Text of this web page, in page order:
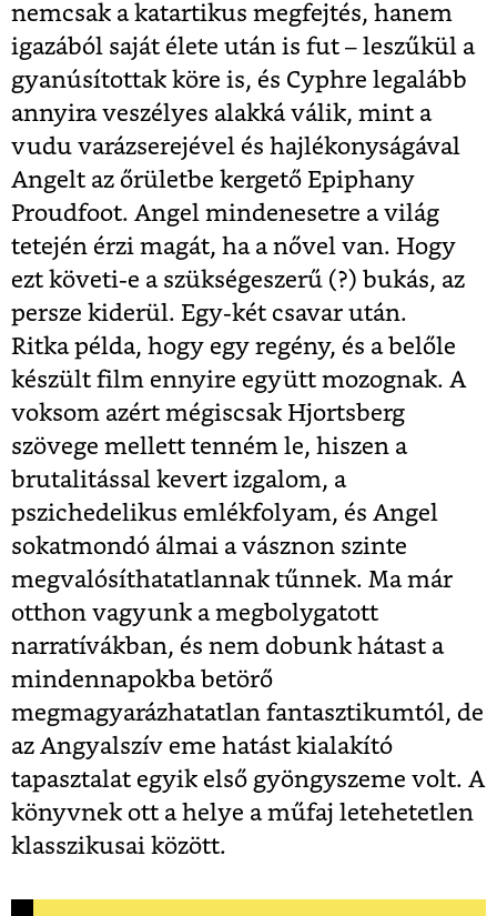
nemcsak a katartikus megfejtés, hanem
igazából saját élete után is fut – leszűkül a
gyanúsítottak köre is, és Cyphre legalább
annyira veszélyes alakká válik, mint a
vudu varázserejével és hajlékonyságával
Angelt az őrületbe kergető Epiphany
Proudfoot. Angel mindenesetre a világ
tetején érzi magát, ha a nővel van. Hogy
ezt követi-e a szükségeszerű (?) bukás, az
persze kiderül. Egy-két csavar után.
Ritka példa, hogy egy regény, és a belőle
készült film ennyire együtt mozognak. A
voksom azért mégiscsak Hjortsberg
szövege mellett tenném le, hiszen a
brutalitással kevert izgalom, a
pszichedelikus emlékfolyam, és Angel
sokatmondó álmai a vásznon szinte
megvalósíthatatlannak tűnnek. Ma már
otthon vagyunk a megbolygatott
narratívákban, és nem dobunk hátast a
mindennapokba betörő
megmagyarázhatatlan fantasztikumtól, de
az Angyalszív eme hatást kialakító
tapasztalat egyik első gyöngyszeme volt. A
könyvnek ott a helye a műfaj letehetetlen
klasszikusai között.